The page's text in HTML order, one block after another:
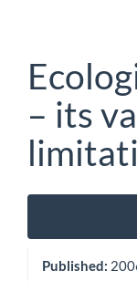
– its
Article
Sidebar
Published: